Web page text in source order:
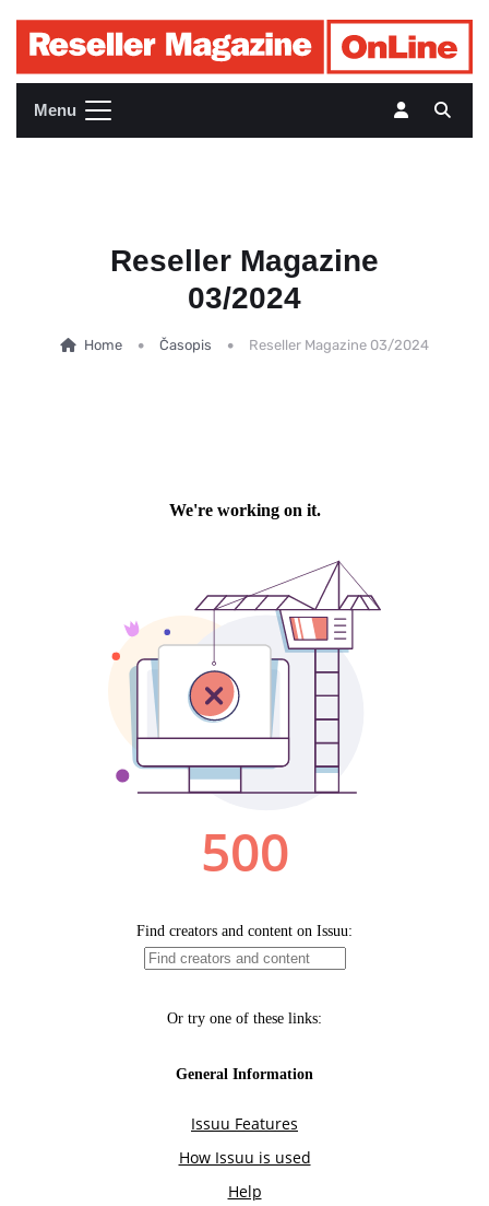
Menu
Reseller Magazine
03/2024
Home Časopis Reseller Magazine 03/2024